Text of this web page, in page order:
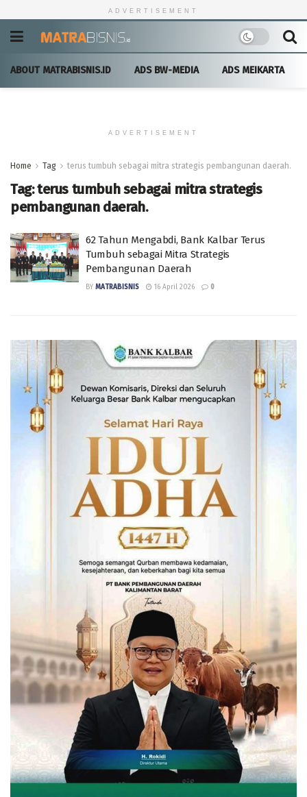
ADVERTISEMENT
ABOUT MATRABISNIS.ID ADS BW-MEDIA ADS MEIKARTA
ADVERTISEMENT
Home Tag terus tumbuh sebagai mitra strategis pembangunan daerah.
Tag:terus tumbuh sebagai mitra strategis
pembangunan daerah.
62 Tahun Mengabdi, Bank Kalbar Terus
Tumbuh sebagai Mitra Strategis
Pembangunan Daerah
BY MATRABISNIS 16 April 2026 0